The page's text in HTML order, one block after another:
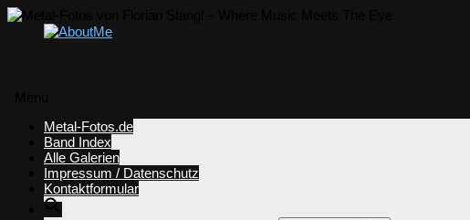
springen
Metal-Fotos.de
Band Index
Alle Galerien
Impressum / Datenschutz
Kontaktformular